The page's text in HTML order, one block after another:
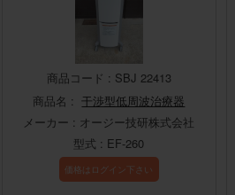
商品コード : SBJ 22413
商品名 : 干渉型低周波治療器
メーカー : オージー技研株式会社
型式 : EF-260
価格はログイン下さい